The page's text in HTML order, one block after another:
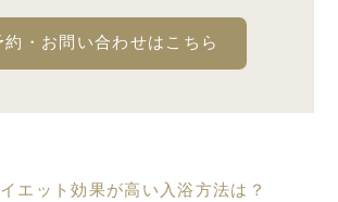
約・お問い合わせはこちら
エット効果が高い入浴方法は？